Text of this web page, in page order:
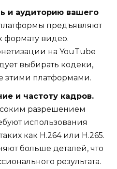
и аудиторию вашего
предъявляют
формату видео.
на YouTube
выбирать кодеки,
этими платформами.
и частоту кадров.
разрешением
использования
как H.264 или H.265.
больше деталей, что
результата.